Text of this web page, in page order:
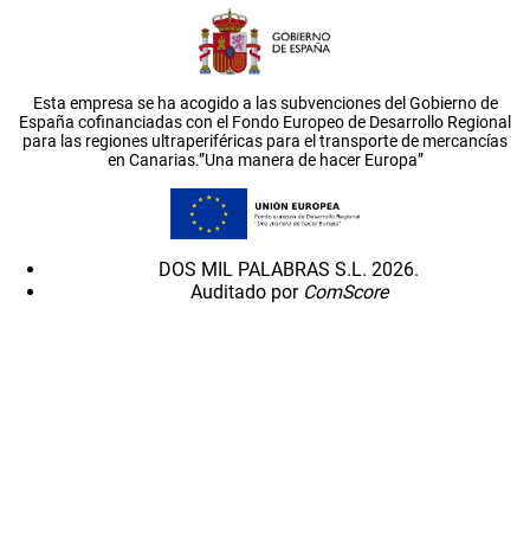
Esta empresa se ha acogido a las subvenciones del Gobierno de
España cofinanciadas con el Fondo Europeo de Desarrollo Regional
para las regiones ultraperiféricas para el transporte de mercancías
en Canarias.”Una manera de hacer Europa”
DOS MIL PALABRAS S.L. 2026.
Auditado por ComScore